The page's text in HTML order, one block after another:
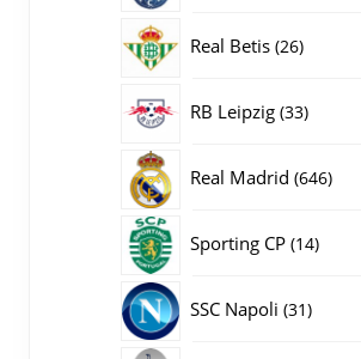
Real Betis 2626
RB Leipzig 3333
Real Madrid 646646
Sporting CP 1414
SSC Napoli 3131